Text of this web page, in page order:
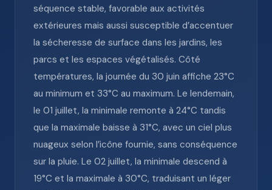
séquence stable, favorable aux activités
extérieures mais aussi susceptible d’accentuer
la sécheresse de surface dans les jardins, les
parcs et les espaces végétalisés. Côté
températures, la journée du 30 juin affiche 23°C
au minimum et 33°C au maximum. Le lendemain,
le 01 juillet, la minimale remonte à 24°C tandis
que la maximale baisse à 31°C, avec un ciel plus
nuageux selon l’icône fournie, sans conséquence
sur la pluie. Le 02 juillet, la minimale descend à
19°C et la maximale à 30°C, traduisant un léger